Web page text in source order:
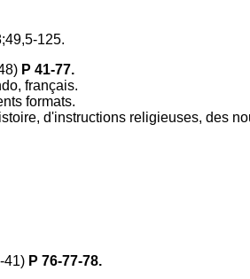
125.
P 41-77.
français.
formats.
d'instructions religieuses, des
41) P 76-77-78.